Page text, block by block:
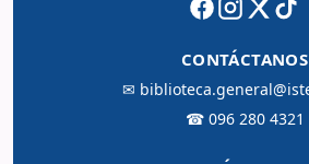
CONTÁCTANOS
✉
☎ 096 280 4321